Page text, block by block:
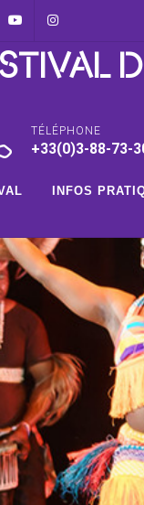
FacebookYoutube
TÉLÉPHONE
+33(0)3-88-73-
INFOS
cookies